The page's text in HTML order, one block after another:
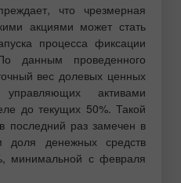
что чрезмерная
акциями может стать
процесса фиксации
данным проведенного
вес долевых ценных
активами
до текущих 50%. Такой
последний раз замечен в
денежных средств
минимальной с февраля